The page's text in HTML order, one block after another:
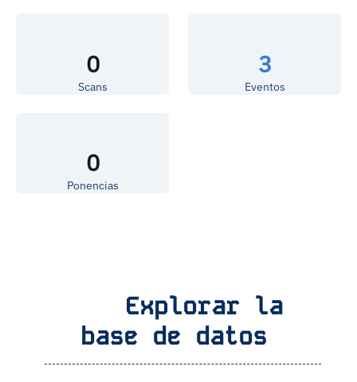
0
Scans
3
Eventos
0
Ponencias
Explorar la
base de datos